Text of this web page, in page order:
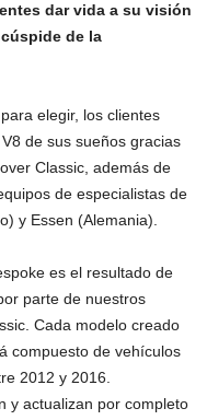
dar vida a su visión
de la
elegir, los clientes
de sus sueños gracias
Classic, además de
de especialistas de
y Essen (Alemania).
es el resultado de
parte de nuestros
Cada modelo creado
compuesto de vehículos
2012 y 2016.
y actualizan por completo